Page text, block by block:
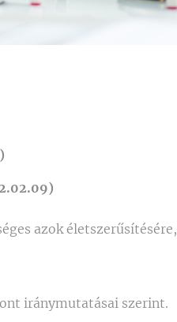
azok életszerűsítésére,
iránymutatásai szerint.